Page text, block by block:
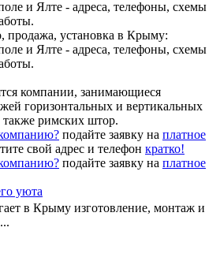
и Ялте - адреса, телефоны, схемы
продажа, установка в Крыму:
и Ялте - адреса, телефоны, схемы
компании, занимающиеся
горизонтальных и вертикальных
также римских штор.
подайте заявку на платное
свой адрес и телефон кратко!
подайте заявку на платное
уюта
в Крыму изготовление, монтаж и